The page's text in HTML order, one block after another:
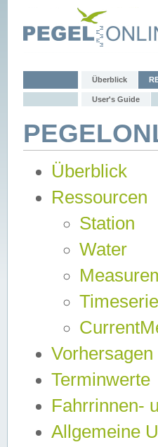
Überblick
User's Guide
Überblick
Ressourcen
Station
Water
Vorhersagen
Terminwerte
Fahrrinnen-
Allgemeine